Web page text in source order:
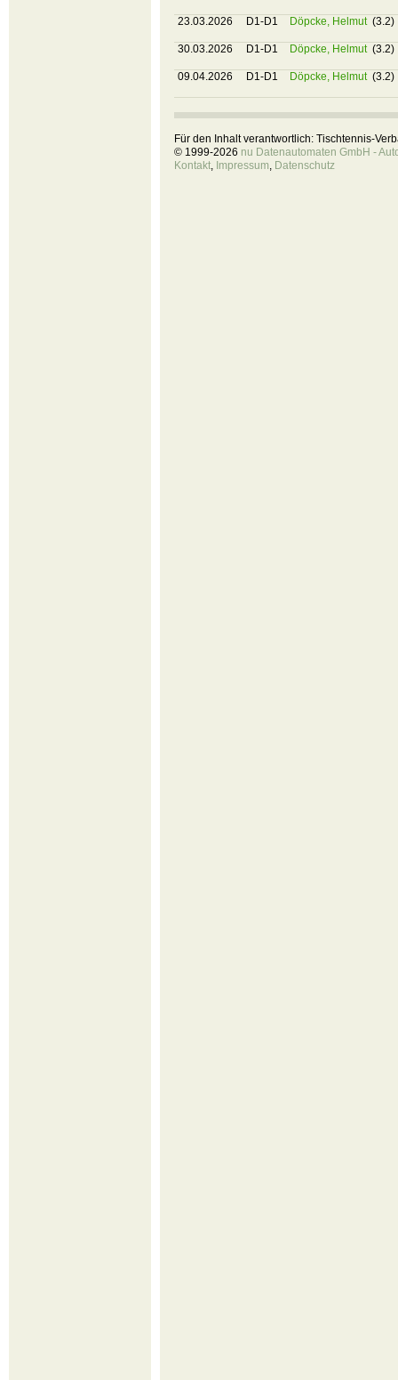
23.03.2026 D1-D1 Döpcke, Helmut (3.2)
30.03.2026 D1-D1 Döpcke, Helmut (3.2)
09.04.2026 D1-D1 Döpcke, Helmut (3.2)
Für den Inhalt verantwortlich: Tischtennis-
© 1999-2026 nu Datenautomaten GmbH -
Kontakt, Impressum, Datenschutz